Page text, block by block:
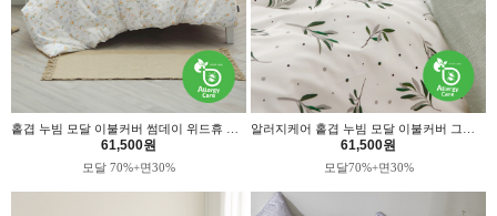
61,500원
모달 70%+면30%
61,500원
모달70%+면30%